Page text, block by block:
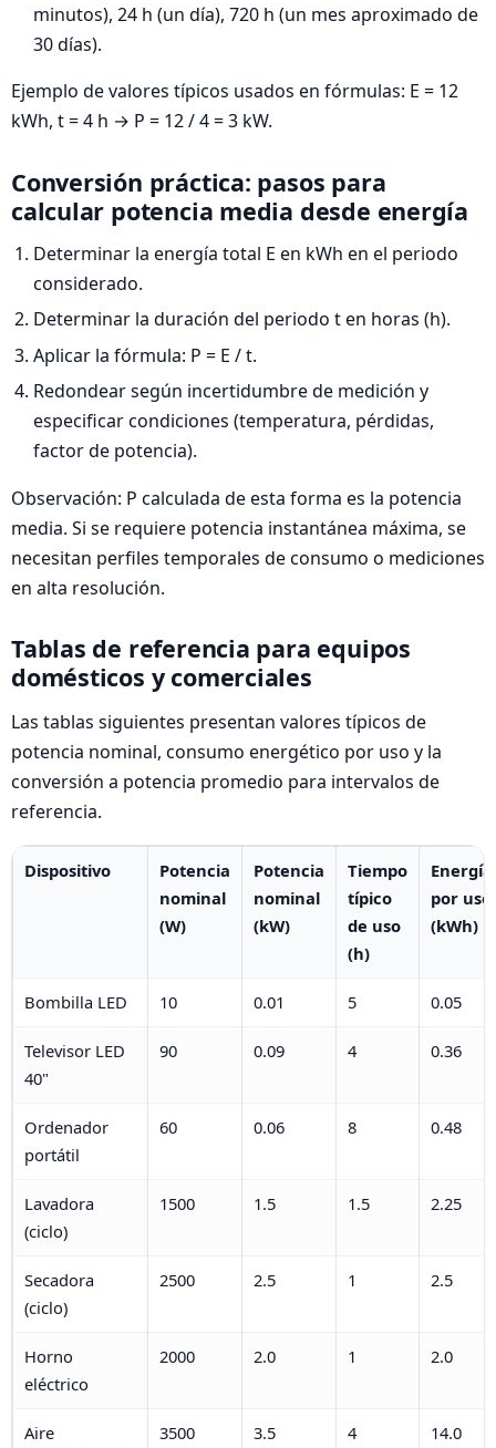
minutos), 24 h (un día), 720 h (un mes aproximado de
30 días).
Ejemplo de valores típicos usados en fórmulas: E = 12
kWh, t = 4 h → P = 12 / 4 = 3 kW.
Conversión práctica: pasos para
calcular potencia media desde energía
Determinar la energía total E en kWh en el periodo
considerado.
Determinar la duración del periodo t en horas (h).
Aplicar la fórmula: P = E / t.
Redondear según incertidumbre de medición y
especificar condiciones (temperatura, pérdidas,
factor de potencia).
Observación: P calculada de esta forma es la potencia
media. Si se requiere potencia instantánea máxima, se
necesitan perfiles temporales de consumo o mediciones
en alta resolución.
Tablas de referencia para equipos
domésticos y comerciales
Las tablas siguientes presentan valores típicos de
potencia nominal, consumo energético por uso y la
conversión a potencia promedio para intervalos de
referencia.
Dispositivo
Potencia
nominal
(W)
Potencia
nominal
(kW)
Tiempo
típico
de uso
(h)
Energía
por uso
(kWh)
Bombilla LED 10 0.01 5 0.05
Televisor LED
40"
90 0.09 4 0.36
Ordenador
portátil
60 0.06 8 0.48
Lavadora
(ciclo)
1500 1.5 1.5 2.25
Secadora
(ciclo)
2500 2.5 1 2.5
Horno
eléctrico
2000 2.0 1 2.0
Aire
3500 3.5 4 14.0